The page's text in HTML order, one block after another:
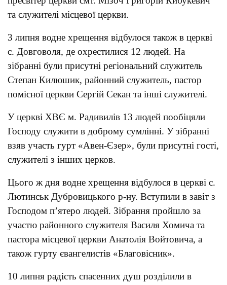
та служителі місцевої церкви.
3 липня водне хрещення відбулося також в церкві
с. Довговоля, де охрестилися 12 людей. На
зібранні були присутні регіональний служитель
Степан Килюшик, районний служитель, пастор
помісної церкви Сергій Секан та інші служителі.
У церкві ХВЄ м. Радивилів 13 людей пообіцяли
Господу служити в доброму сумлінні. У зібранні
взяв участь гурт «Авен-Єзер», були присутні гості,
служителі з інших церков.
Цього ж дня водне хрещення відбулося в церкві с.
Лютинськ Дубровицького р-ну. Вступили в завіт з
Господом п’ятеро людей. Зібрання пройшло за
участю районного служителя Василя Хомича та
пастора місцевої церкви Анатолія Войтовича, а
також гурту євангелистів «Благовісник».
10 липня радість спасенних душ розділили в